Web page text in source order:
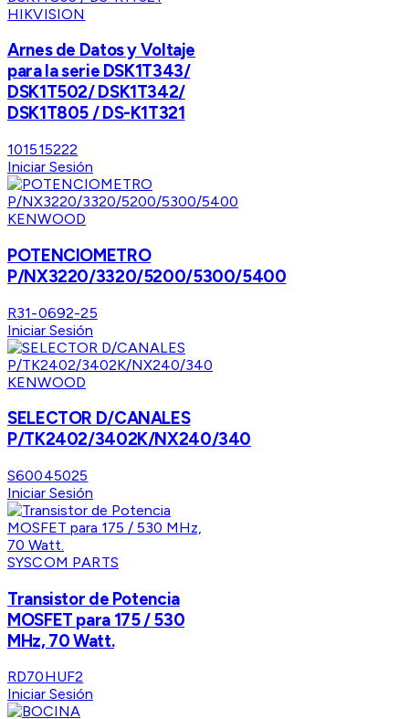
HIKVISION
Arnes de Datos y Voltaje
para la serie DSK1T343/
DSK1T502/ DSK1T342/
DSK1T805 / DS-K1T321
101515222
Iniciar Sesión
KENWOOD
POTENCIOMETRO
P/NX3220/3320/5200/5300/5400
R31-0692-25
Iniciar Sesión
KENWOOD
SELECTOR D/CANALES
P/TK2402/3402K/NX240/340
S60045025
Iniciar Sesión
SYSCOM PARTS
Transistor de Potencia
MOSFET para 175 / 530
MHz, 70 Watt.
RD70HUF2
Iniciar Sesión